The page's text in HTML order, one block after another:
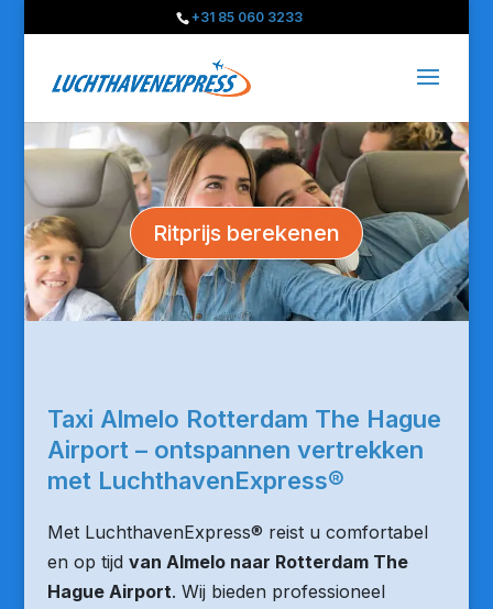
+31 85 060 3233
Ritprijs berekenen
Taxi Almelo Rotterdam The Hague
Airport – ontspannen vertrekken
met LuchthavenExpress®
Met LuchthavenExpress® reist u comfortabel
en op tijd van Almelo naar Rotterdam The
Hague Airport. Wij bieden professioneel